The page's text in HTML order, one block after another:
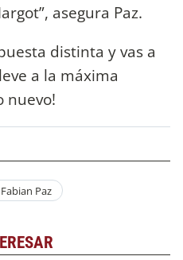
asegura Paz.
distinta y vas a
a la máxima
nuevo!
Fabian Paz